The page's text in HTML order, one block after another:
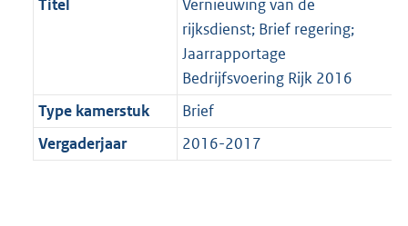
Titel
Vernieuwing van de
rijksdienst; Brief regering;
Jaarrapportage
Bedrijfsvoering Rijk 2016
Type kamerstuk
Brief
Vergaderjaar
2016-2017